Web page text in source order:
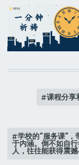
课程分享
学校的“服务课”
于内涵。倒不如自
人，往往能获得震撼